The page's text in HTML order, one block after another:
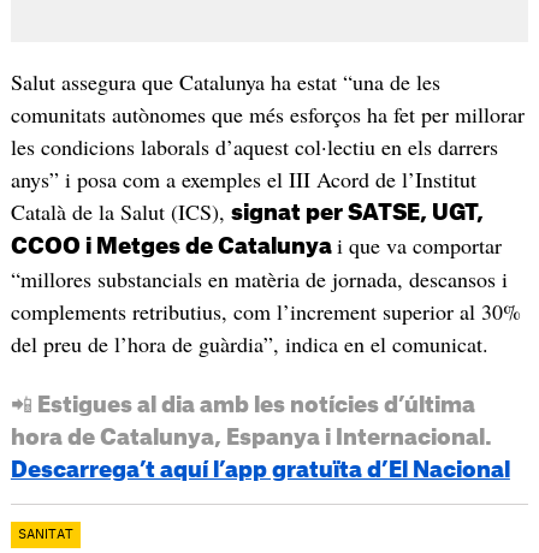
Salut assegura que Catalunya ha estat “una de les
comunitats autònomes que més esforços ha fet per millorar
les condicions laborals d’aquest col·lectiu en els darrers
anys” i posa com a exemples el III Acord de l’Institut
Català de la Salut (ICS), signat per SATSE, UGT,
CCOO i Metges de Catalunya i que va comportar
“millores substancials en matèria de jornada, descansos i
complements retributius, com l’increment superior al 30%
del preu de l’hora de guàrdia”, indica en el comunicat.
📲 Estigues al dia amb les notícies d’última
hora de Catalunya, Espanya i Internacional.
Descarrega’t aquí l’app gratuïta d’El Nacional
SANITAT